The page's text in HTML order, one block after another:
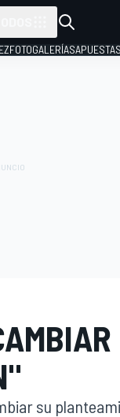
FOTOGALERÍASAPUESTAS
su